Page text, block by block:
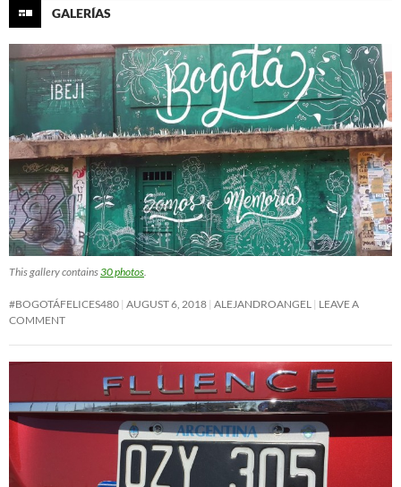
GALERÍAS
This gallery contains30 photos
#BOGOTÁFELICES480 AUGUST 6, 2018 ALEJANDROANGEL
LEAVE A
COMMENT